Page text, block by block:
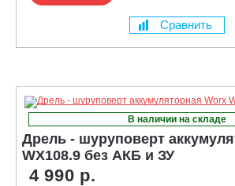
Сравнить
В наличии на складе
Дрель - шуруповерт
WX108.9 без АКБ и ЗУ
4 990 р.